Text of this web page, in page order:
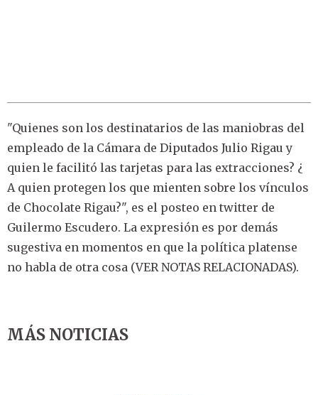
"Quienes son los destinatarios de las maniobras del
empleado de la Cámara de Diputados Julio Rigau y
quien le facilitó las tarjetas para las extracciones? ¿
A quien protegen los que mienten sobre los vínculos
de Chocolate Rigau?", es el posteo en twitter de
Guilermo Escudero. La expresión es por demás
sugestiva en momentos en que la política platense
no habla de otra cosa (VER NOTAS RELACIONADAS).
MÁS NOTICIAS